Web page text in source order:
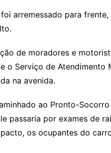
arremessado para
de moradores e
o Serviço de Atendimento
na avenida.
ao Pronto-
passaria por exames de
os ocupantes do